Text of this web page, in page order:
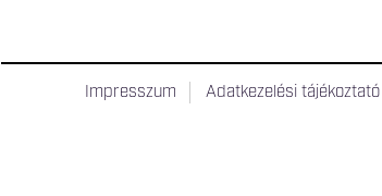
Impresszum Adatkezelési tájékoztató